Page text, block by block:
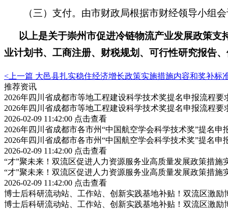
（三）支付。由市财政局根据市财经领导小组会
以上是关于崇州市促进冷链物流产业发展政策支
业计划书、工商注册、财税规划、可行性研究报告
<上一篇 大邑县扎实稳住经济增长政策实施措施内容和奖补标
推荐资讯
2026年四川省成都市等地工程建设科学技术奖提名申报流程
2026年四川省成都市等地工程建设科学技术奖提名申报流程
2026-02-09 11:42:00 点击查看
2026年四川省成都市各市州“中国航空学会科学技术奖”提名申
2026年四川省成都市各市州“中国航空学会科学技术奖”提名申
2026-02-09 11:42:00 点击查看
“才”聚未来！双流区促进人力资源服务业高质量发展政策措施
“才”聚未来！双流区促进人力资源服务业高质量发展政策措施
2026-02-09 11:42:00 点击查看
博士后科研流动站、工作站、创新实践基地补贴！双流区激
博士后科研流动站、工作站、创新实践基地补贴！双流区激